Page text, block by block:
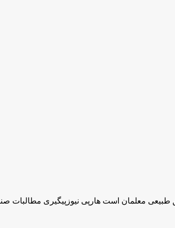
طبیعی معلمان است هارپی نیوزپیگیری مطالبات